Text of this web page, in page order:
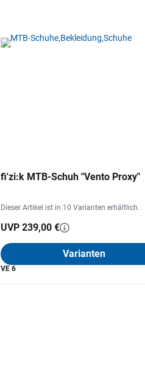
fi'zi:k MTB-Schuh "Vento Proxy"
Dieser Artikel ist in 10 Varianten erhältlich.
UVP 239,00 €
Varianten
VE 6